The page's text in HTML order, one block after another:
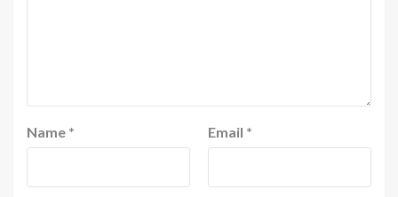
Name * Email *